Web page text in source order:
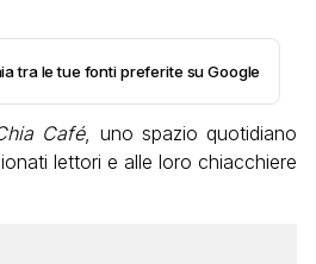
tra le tue fonti preferite su Google
Café, uno spazio quotidiano
lettori e alle loro chiacchiere